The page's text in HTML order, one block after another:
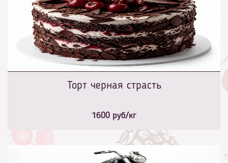
Торт черная страсть
1600 руб/кг